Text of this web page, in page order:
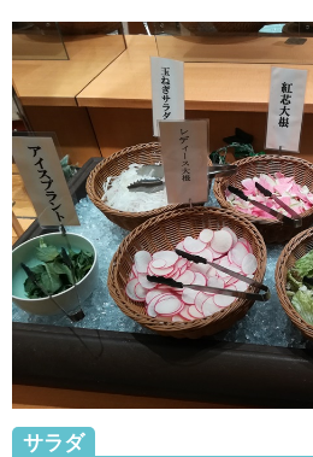
サラダ